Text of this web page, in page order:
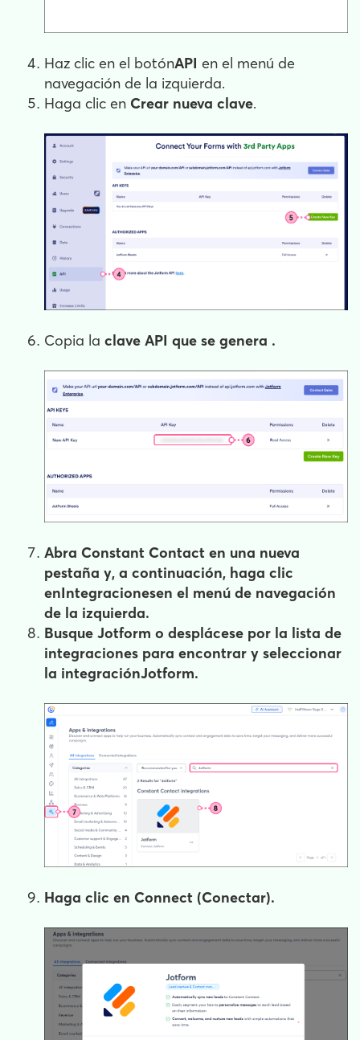
Haz clic en el botónAPI en el menú de
navegación de la izquierda.
Haga clic en Crear nueva clave.
Copia la clave API que se genera .
Abra Constant Contact en una nueva
pestaña y, a continuación, haga clic
enIntegracionesen el menú de navegación
de la izquierda.
Busque Jotform o desplácese por la lista de
integraciones para encontrar y seleccionar
la integraciónJotform.
Haga clic en Connect (Conectar).